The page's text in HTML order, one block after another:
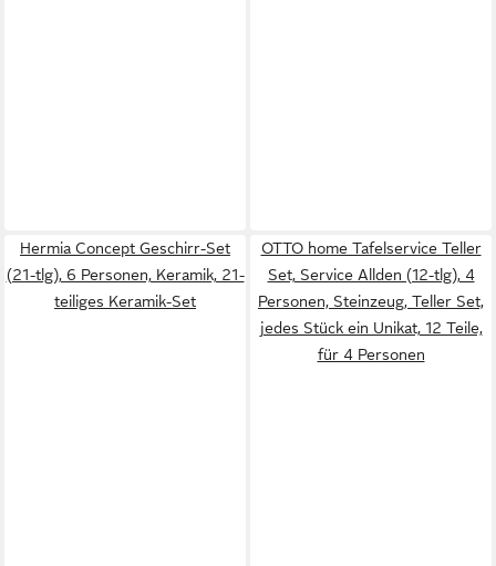
Hermia Concept Geschirr-Set
(21-tlg), 6 Personen, Keramik, 21-
teiliges Keramik-Set
OTTO home Tafelservice Teller
Set, Service Allden (12-tlg), 4
Personen, Steinzeug, Teller Set,
jedes Stück ein Unikat, 12 Teile,
für 4 Personen